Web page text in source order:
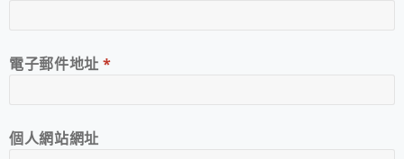
電子郵件地址*
個人網站網址